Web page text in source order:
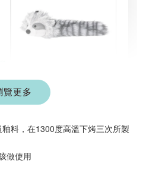
德國 Aumüller 奧咪
樂 毛毛浣熊｜貓薄荷
效貓草玩具
NT$ 300 TWD
覽更多
料，在1300度高溫下烤三次所製
做使用